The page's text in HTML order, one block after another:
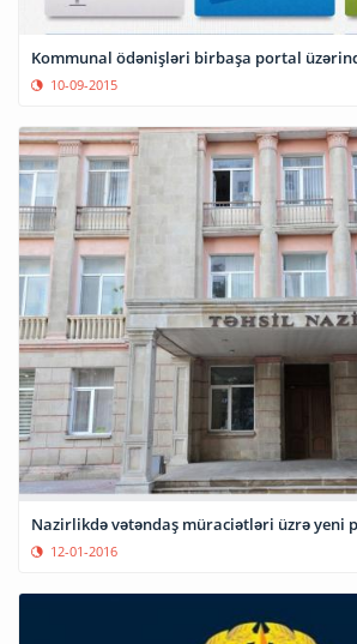
Kommunal ödənişləri birbaşa portal
10-09-2015
Nazirlikdə vətəndaş müraciətləri üzrə yeni
12-01-2016